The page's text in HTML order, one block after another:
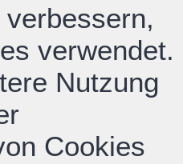
verwendet.
Nutzung
Cookies